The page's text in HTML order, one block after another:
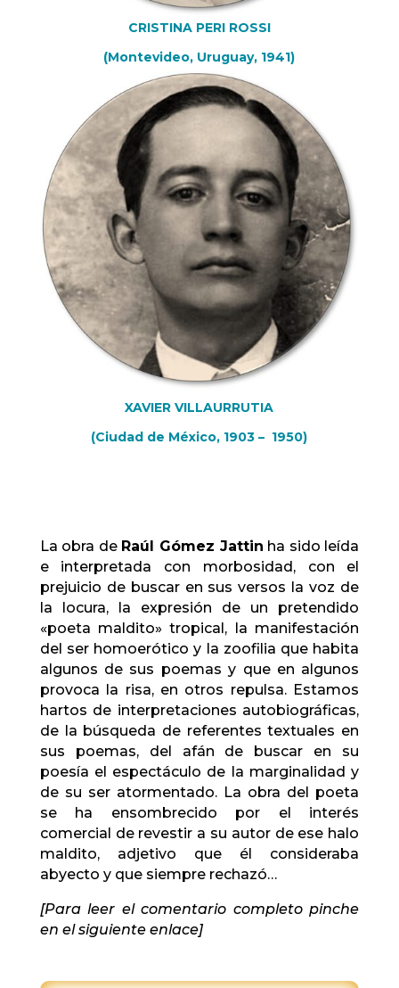
CRISTINA PERI ROSSI
(Montevideo, Uruguay, 1941)
XAVIER VILLAURRUTIA
(Ciudad de México, 1903 – 1950)
La obra de Raúl Gómez Jattin ha sido leída
e interpretada con morbosidad, con el
prejuicio de buscar en sus versos la voz de
la locura, la expresión de un pretendido
«poeta maldito» tropical, la manifestación
del ser homoerótico y la zoofilia que habita
algunos de sus poemas y que en algunos
provoca la risa, en otros repulsa. Estamos
hartos de interpretaciones autobiográficas,
de la búsqueda de referentes textuales en
sus poemas, del afán de buscar en su
poesía el espectáculo de la marginalidad y
de su ser atormentado. La obra del poeta
se ha ensombrecido por el interés
comercial de revestir a su autor de ese halo
maldito, adjetivo que él consideraba
abyecto y que siempre rechazó…
[Para leer el comentario completo pinche
en el siguiente enlace]